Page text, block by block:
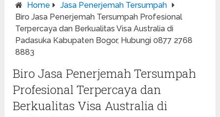
Home
Jasa Penerjemah Tersumpah
Biro Jasa Penerjemah Tersumpah Profesional
Terpercaya dan Berkualitas Visa Australia di
Padasuka Kabupaten Bogor, Hubungi 0877 2768
8883
Biro Jasa Penerjemah Tersumpah
Profesional Terpercaya dan
Berkualitas Visa Australia di